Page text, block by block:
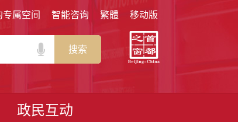
属空间 智能咨询 繁體 移动版
搜索
政民互动